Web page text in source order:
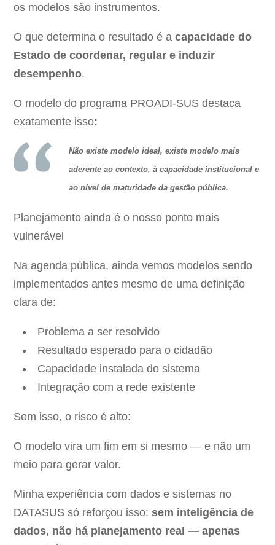
os modelos são instrumentos.
O que determina o resultado é acapacidade do
Estado de coordenar, regular e induzir
desempenho.
O modelo do programa PROADI-SUS destaca
exatamente isso:
Não existe modelo ideal, existe modelo mais
aderente ao contexto, à capacidade institucional e
ao nível de maturidade da gestão pública.
Planejamento ainda é o nosso ponto mais
vulnerável
Na agenda pública, ainda vemos modelos sendo
implementados antes mesmo de uma definição
clara de:
Problema a ser resolvido
Resultado esperado para o cidadão
Capacidade instalada do sistema
Integração com a rede existente
Sem isso, o risco é alto:
O modelo vira um fim em si mesmo — e não um
meio para gerar valor.
Minha experiência com dados e sistemas no
DATASUS só reforçou isso: sem inteligência de
dados, não há planejamento real — apenas